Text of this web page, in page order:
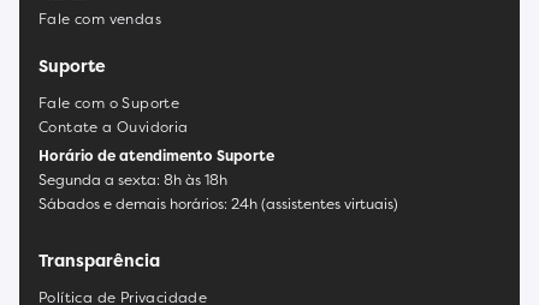
Fale com vendas
Suporte
Fale com o Suporte
Contate a Ouvidoria
Horário de atendimento Suporte
Segunda a sexta: 8h às 18h
Sábados e demais horários: 24h (assistentes virtuais)
Transparência
Política de Privacidade